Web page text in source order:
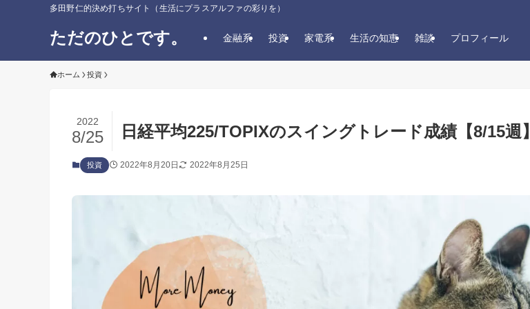
多田野仁的決め打ちサイト（生活にプラスアルファの彩りを）
ただのひとです。 金融系 投資 家電系 生活の知恵 雑談 プロフィール
ホーム 投資
日経平均225/TOPIXのスイングトレード成績【8/15週】
2022
8/25
投資 2022年8月20日 2022年8月25日